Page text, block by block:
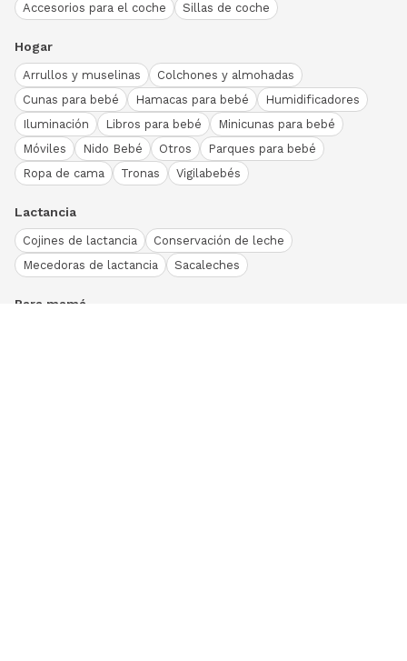
Accesorios para el coche Sillas de coche
Hogar
Arrullos y muselinas
Colchones y almohadas
Cunas para bebé
Hamacas para bebé
Humidificadores
Iluminación
Libros para bebé
Minicunas para bebé
Móviles
Nido Bebé Otros
Parques para bebé
Ropa de cama
Tronas Vigilabebés
Lactancia
Cojines de lactancia
Conservación de leche
Mecedoras de lactancia
Sacaleches
Para mamá